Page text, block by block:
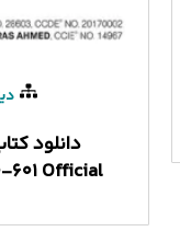
601 Official